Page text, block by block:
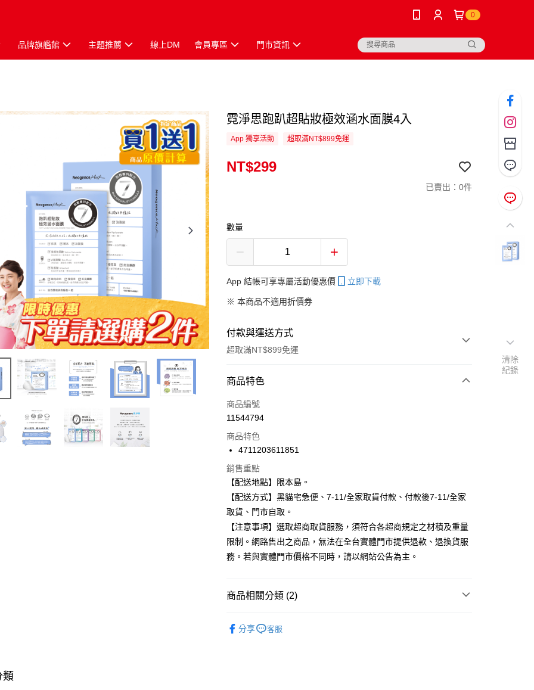
0
品牌旗艦館 主題推薦 線上DM 會員專區 門市資訊
霓淨思跑趴超貼妝極效涵水面膜4入
App 獨享活動 超取滿NT$899免運
NT$299
已賣出：0件
數量
App 結帳可享專屬活動優惠價 立即下載
※ 本商品不適用折價券
付款與運送方式
超取滿NT$899免運
付款方式
信用卡一次付款
合作金庫商業銀行
華南商業銀行
上海商業儲蓄銀行
國泰世華商業銀行
兆豐國際商業銀行
臺灣中小企業銀行
匯豐（台灣）商業銀行
華泰商業銀行
聯邦商業銀行
遠東國際商業銀行
玉山商業銀行
星展（台灣）商業銀行
超商取貨付款
LINE Pay
Apple Pay
街口支付
悠遊付
全盈+PAY
相關說明
商品特色
商品編號
11544794
商品特色
4711203611851
銷售重點
【配送地點】限本島。
【配送方式】黑貓宅急便、7-11/全家取貨付款、付款後7-11/全家
取貨、門市自取。
【注意事項】選取超商取貨服務，須符合各超商規定之材積及重量
限制。網路售出之商品，無法在全台實體門市提供退款、退換貨服
務。若與實體門市價格不同時，請以網站公告為主。
商品相關分類 (2)
分享 客服
類
清除
紀錄